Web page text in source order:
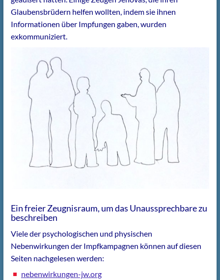
Glaubensbrüdern helfen wollten, indem sie ihnen
Informationen über Impfungen gaben, wurden
exkommuniziert.
Ein freier Zeugnisraum, um das Unaussprechbare zu
beschreiben
Viele der psychologischen und physischen
Nebenwirkungen der Impfkampagnen können auf diesen
Seiten nachgelesen werden:
nebenwirkungen-jw.org